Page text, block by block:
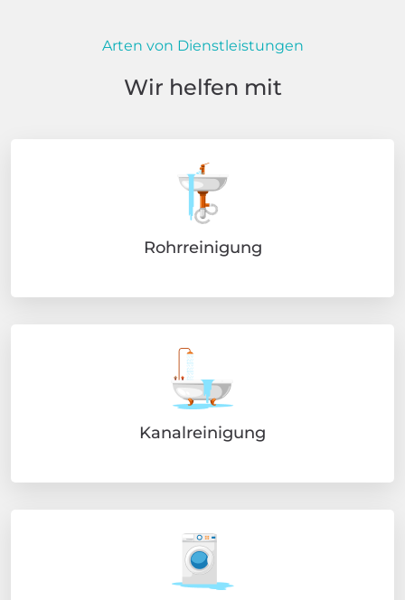
Arten von Dienstleistungen
Wir helfen mit
Rohrreinigung
Kanalreinigung